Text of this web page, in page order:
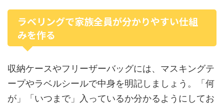
ラベリングで家族全員が分かりやすい仕組
みを作る
収納ケースやフリーザーバッグには、マスキングテ
ープやラベルシールで中身を明記しましょう。「何
が」「いつまで」入っているか分かるようにしてお